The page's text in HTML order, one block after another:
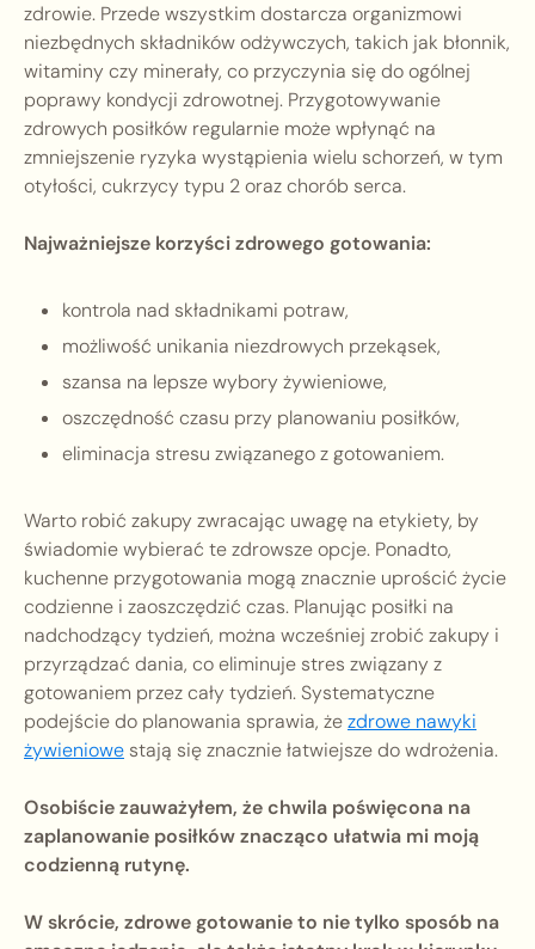
zdrowie. Przede wszystkim dostarcza organizmowi
niezbędnych składników odżywczych, takich jak błonnik,
witaminy czy minerały, co przyczynia się do ogólnej
poprawy kondycji zdrowotnej. Przygotowywanie
zdrowych posiłków regularnie może wpłynąć na
zmniejszenie ryzyka wystąpienia wielu schorzeń, w tym
otyłości, cukrzycy typu 2 oraz chorób serca.
Najważniejsze korzyści zdrowego gotowania:
kontrola nad składnikami potraw,
możliwość unikania niezdrowych przekąsek,
szansa na lepsze wybory żywieniowe,
oszczędność czasu przy planowaniu posiłków,
eliminacja stresu związanego z gotowaniem.
Warto robić zakupy zwracając uwagę na etykiety, by
świadomie wybierać te zdrowsze opcje. Ponadto,
kuchenne przygotowania mogą znacznie uprościć życie
codzienne i zaoszczędzić czas. Planując posiłki na
nadchodzący tydzień, można wcześniej zrobić zakupy i
przyrządzać dania, co eliminuje stres związany z
gotowaniem przez cały tydzień. Systematyczne
podejście do planowania sprawia, żezdrowe nawyki
żywieniowe stają się znacznie łatwiejsze do wdrożenia.
Osobiście zauważyłem, że chwila poświęcona na
zaplanowanie posiłków znacząco ułatwia mi moją
codzienną rutynę.
W skrócie, zdrowe gotowanie to nie tylko sposób na